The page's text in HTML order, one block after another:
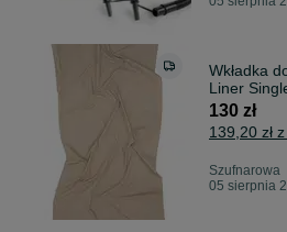
Wkładka
Liner
130 zł
139,20 zł
Szufnarowa
05 sierpnia